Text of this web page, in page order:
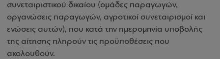
συνεταιριστικού δικαίου (ομάδες παραγωγών,
οργανώσεις παραγωγών, αγροτικοί συνεταιρισμοί και
ενώσεις αυτών), που κατά την ημερομηνία υποβολής
της αίτησης πληρούν τις προϋποθέσεις που
ακολουθούν.